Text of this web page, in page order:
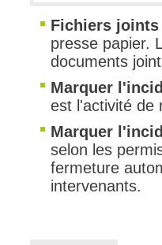
Fichiers joints
presse papier.
documents
Marquer
est l'activité de
Marquer
selon les
fermeture
intervenants.